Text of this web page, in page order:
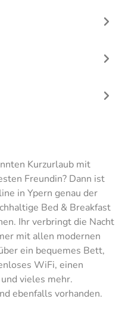
Kurzurlaub mit
Freundin? Dann ist
in Ypern genau der
Bed & Breakfast
Ihr verbringt die Nacht
mit allen modernen
ein bequemes Bett,
WiFi, einen
vieles mehr.
ebenfalls vorhanden.